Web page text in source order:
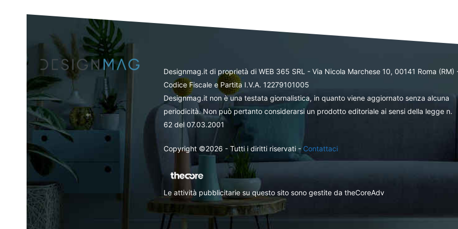
Designmag.it di proprietà di WEB 365 SRL - Via Nicola Marchese 10, 00141 Roma (RM)
Codice Fiscale e Partita I.V.A. 12279101005
Designmag.it non è una testata giornalistica, in quanto viene aggiornato senza alcuna
periodicità. Non può pertanto considerarsi un prodotto editoriale ai sensi della legge n.
62 del 07.03.2001
Copyright ©2026 - Tutti i diritti riservati -Contattaci
Le attività pubblicitarie su questo sito sono gestite da theCoreAdv